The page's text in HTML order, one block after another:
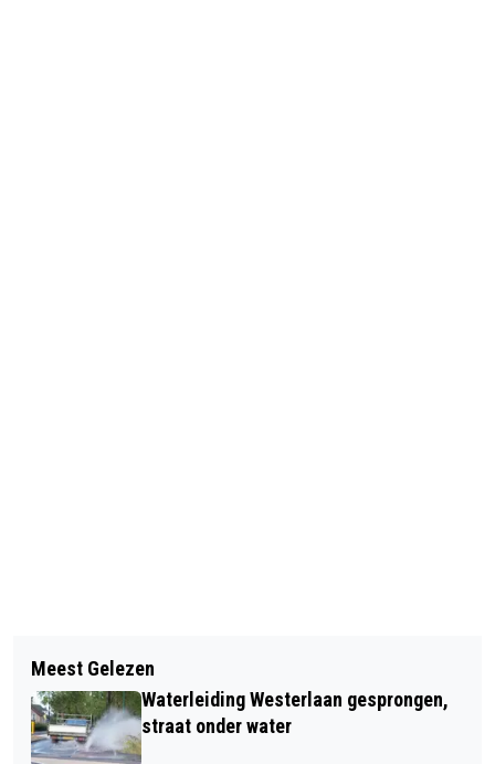
PRESALE VAN DE CARNAVALSJASSEN
BIJ BART: DE KORTING DIE JE NIET
WILT MISSEN!
MIJMERINGEN: 'SYRIË'
Meest Gelezen
Waterleiding Westerlaan gesprongen,
straat onder water